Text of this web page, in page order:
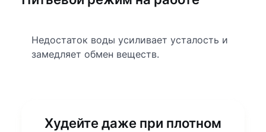
Недостаток воды усиливает усталость и
замедляет обмен веществ.
Худейте даже при плотном